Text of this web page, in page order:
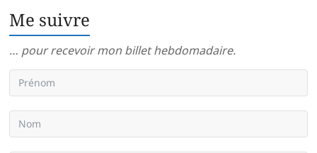
Me suivre
… pour recevoir mon billet hebdomadaire.